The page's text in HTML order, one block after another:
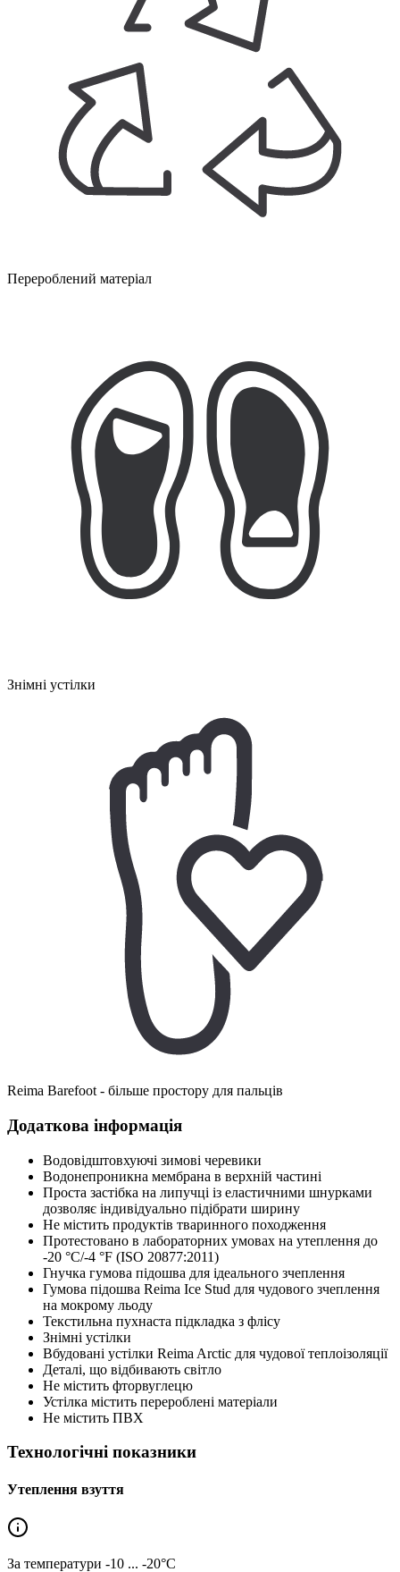
Перероблений матеріал
Знімні устілки
Reima Barefoot - більше простору для пальців
Додаткова інформація
Водовідштовхуючі зимові черевики
Водонепроникна мембрана в верхній частині
Проста застібка на липучці із еластичними шнурками
дозволяє індивідуально підібрати ширину
Не містить продуктів тваринного походження
Протестовано в лабораторних умовах на утеплення до
-20 °C/-4 °F (ISO 20877:2011)
Гнучка гумова підошва для ідеального зчеплення
Гумова підошва Reima Ice Stud для чудового зчеплення
на мокрому льоду
Текстильна пухнаста підкладка з флісу
Знімні устілки
Вбудовані устілки Reima Arctic для чудової теплоізоляції
Деталі, що відбивають світло
Не містить фторвуглецю
Устілка містить перероблені матеріали
Не містить ПВХ
Технологічні показники
Утеплення взуття
За температури -10 ... -20°C